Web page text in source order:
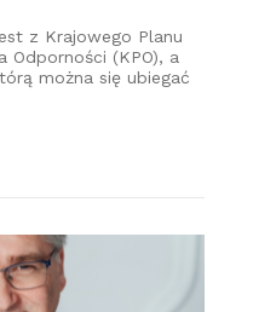
z Krajowego Planu
Odporności (KPO), a
można się ubiegać